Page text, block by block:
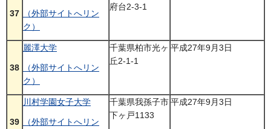
37
（外部サイトへリン
ク）
府台2-3-1
38
麗澤大学
（外部サイトへリン
ク）
千葉県柏市光ヶ
丘2-1-1
平成27年9月3日
39
川村学園女子大学
（外部サイトへリン
千葉県我孫子市
下ヶ戸1133
平成27年9月3日